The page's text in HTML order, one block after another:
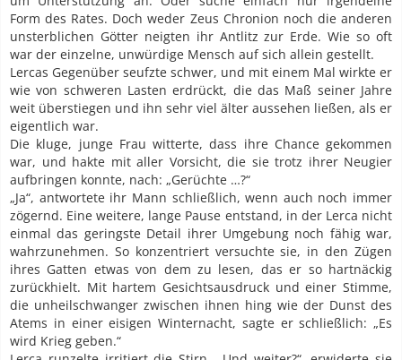
Form des Rates. Doch weder Zeus Chronion noch die anderen
unsterblichen Götter neigten ihr Antlitz zur Erde. Wie so oft
war der einzelne, unwürdige Mensch auf sich allein gestellt.
Lercas Gegenüber seufzte schwer, und mit einem Mal wirkte er
wie von schweren Lasten erdrückt, die das Maß seiner Jahre
weit überstiegen und ihn sehr viel älter aussehen ließen, als er
eigentlich war.
Die kluge, junge Frau witterte, dass ihre Chance gekommen
war, und hakte mit aller Vorsicht, die sie trotz ihrer Neugier
aufbringen konnte, nach: „Gerüchte …?“
„Ja“, antwortete ihr Mann schließlich, wenn auch noch immer
zögernd. Eine weitere, lange Pause entstand, in der Lerca nicht
einmal das geringste Detail ihrer Umgebung noch fähig war,
wahrzunehmen. So konzentriert versuchte sie, in den Zügen
ihres Gatten etwas von dem zu lesen, das er so hartnäckig
zurückhielt. Mit hartem Gesichtsausdruck und einer Stimme,
die unheilschwanger zwischen ihnen hing wie der Dunst des
Atems in einer eisigen Winternacht, sagte er schließlich: „Es
wird Krieg geben.“